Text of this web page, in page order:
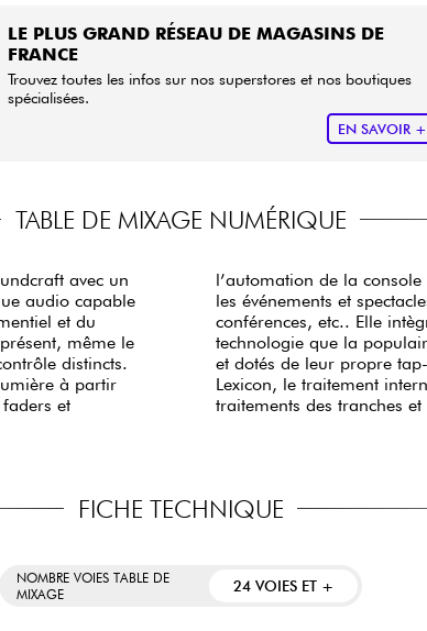
LE PLUS GRAND RÉSEAU DE MAGASINS DE
FRANCE
Trouvez toutes les infos sur nos superstores et nos boutiques
spécialisées.
EN SAVOIR +
TABLE DE MIXAGE NUMÉRIQUE
avec un
audio capable
et du
même le
distincts.
à partir
et
idéal pour
les théâtres, les
de même
leur propre dsp
pour les
traitements des tranches
FICHE TECHNIQUE
NOMBRE VOIES TABLE DE
MIXAGE
24 VOIES ET +